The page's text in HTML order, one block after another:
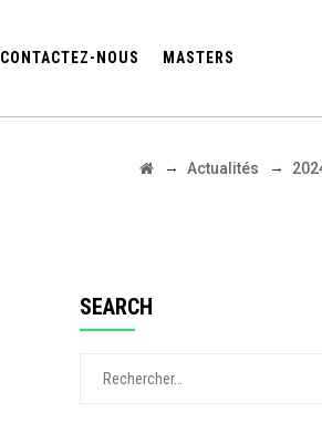
CONTACTEZ-NOUS MASTERS
→ Actualités →
SEARCH